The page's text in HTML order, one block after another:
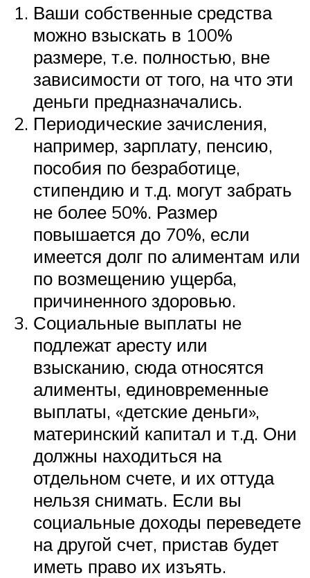
Ваши собственные средства
можно взыскать в 100%
размере, т.е. полностью, вне
зависимости от того, на что эти
деньги предназначались.
Периодические зачисления,
например, зарплату, пенсию,
пособия по безработице,
стипендию и т.д. могут забрать
не более 50%. Размер
повышается до 70%, если
имеется долг по алиментам или
по возмещению ущерба,
причиненного здоровью.
Социальные выплаты не
подлежат аресту или
взысканию, сюда относятся
алименты, единовременные
выплаты, «детские деньги»,
материнский капитал и т.д. Они
должны находиться на
отдельном счете, и их оттуда
нельзя снимать. Если вы
социальные доходы переведете
на другой счет, пристав будет
иметь право их изъять.